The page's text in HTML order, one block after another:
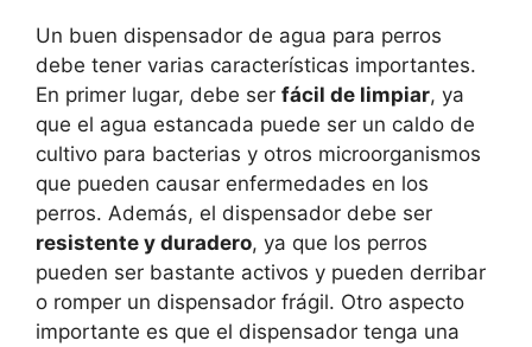
Un buen dispensador de agua para perros
debe tener varias características importantes.
En primer lugar, debe ser fácil de limpiar, ya
que el agua estancada puede ser un caldo de
cultivo para bacterias y otros microorganismos
que pueden causar enfermedades en los
perros. Además, el dispensador debe ser
resistente y duradero, ya que los perros
pueden ser bastante activos y pueden derribar
o romper un dispensador frágil. Otro aspecto
importante es que el dispensador tenga una